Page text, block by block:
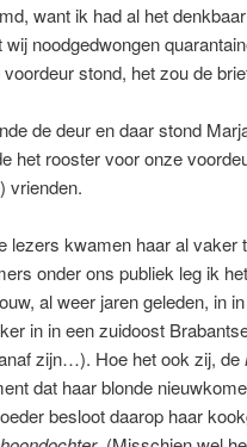
want ik had al het
wij noodgedwongen
stond, het zou de
de deur en daar stond
het rooster voor onze
vrienden.
lezers kwamen haar al
onder ons publiek leg ik
al weer jaren geleden, in
in in een zuidoost
zijn…). Hoe het ook zij, de
dat haar blonde
besloot daarop haar